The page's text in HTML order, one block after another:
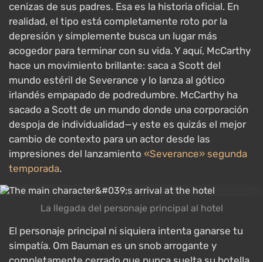
cenizas de sus padres. Esa es la historia oficial. En
realidad, el tipo está completamente roto por la
depresión y simplemente busca un lugar más
acogedor para terminar con su vida. Y aquí, McCarthy
hace un movimiento brillante: saca a Scott del
mundo estéril de Severance y lo lanza al gótico
irlandés empapado de podredumbre. McCarthy ha
sacado a Scott de un mundo donde una corporación
despoja de individualidad—y este es quizás el mejor
cambio de contexto para un actor desde las
impresiones del lanzamiento «Severance» segunda
temporada.
La llegada del personaje principal al hotel
El personaje principal ni siquiera intenta ganarse tu
simpatía. Om Bauman es un snob arrogante y